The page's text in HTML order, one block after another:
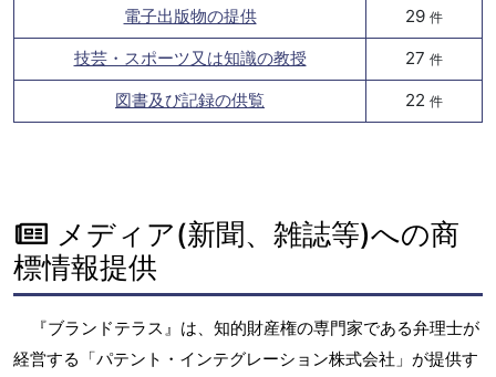
電子出版物の提供
29 件
技芸・スポーツ又は知識の教授 27 件
図書及び記録の供覧 22 件
メディア(新聞、雑誌等)への商
標情報提供
『ブランドテラス』は、知的財産権の専門家である弁理士が
経営する「パテント・インテグレーション株式会社」が提供す